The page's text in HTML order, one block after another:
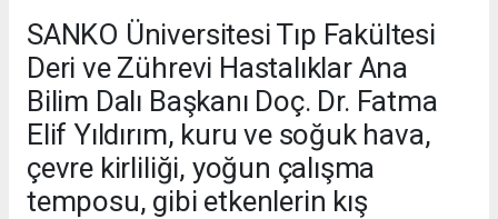
SANKO Üniversitesi Tıp Fakültesi
Deri ve Zührevi Hastalıklar Ana
Bilim Dalı Başkanı Doç. Dr. Fatma
Elif Yıldırım, kuru ve soğuk hava,
çevre kirliliği, yoğun çalışma
temposu, gibi etkenlerin kış